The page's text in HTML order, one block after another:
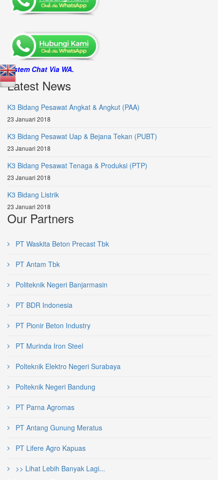
Sistem Chat Via WA.
Latest News
K3 Bidang Pesawat Angkat & Angkut (PAA)
23 Januari 2018
K3 Bidang Pesawat Uap & Bejana Tekan (PUBT)
23 Januari 2018
K3 Bidang Pesawat Tenaga & Produksi (PTP)
23 Januari 2018
K3 Bidang Listrik
23 Januari 2018
Our Partners
PT Waskita Beton Precast Tbk
PT Antam Tbk
Politeknik Negeri Banjarmasin
PT BDR Indonesia
PT Pionir Beton Industry
PT Murinda Iron Steel
Polteknik Elektro Negeri Surabaya
Polteknik Negeri Bandung
PT Parna Agromas
PT Antang Gunung Meratus
PT Lifere Agro Kapuas
>> Lihat Lebih Banyak Lagi...